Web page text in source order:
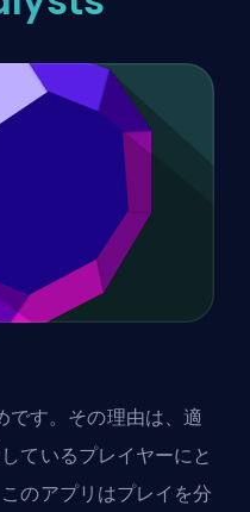
す。その理由は、適
ているプレイヤーにと
のアプリはプレイを分